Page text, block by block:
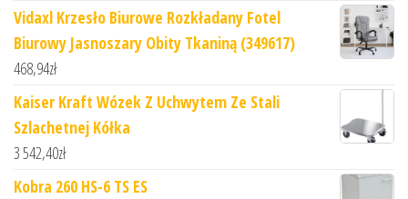
Vidaxl Krzesło Biurowe Rozkładany Fotel
Biurowy Jasnoszary Obity Tkaniną (349617)
468,94zł
Kaiser Kraft Wózek Z Uchwytem Ze Stali
Szlachetnej Kółka
3 542,40zł
Kobra 260 HS-6 TS ES